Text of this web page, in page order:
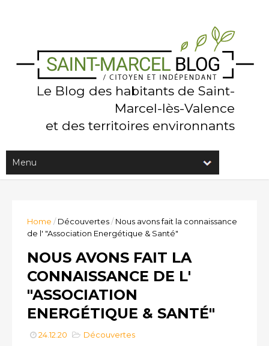
Le Blog des habitants de Saint-
Marcel-lès-Valence
et des territoires environnants
Home / Découvertes/ Nous avons fait la connaissance
de l' "Association Energétique & Santé"
NOUS AVONS FAIT LA
CONNAISSANCE DE L'
"ASSOCIATION
ENERGÉTIQUE & SANTÉ"
24.12.20 Découvertes